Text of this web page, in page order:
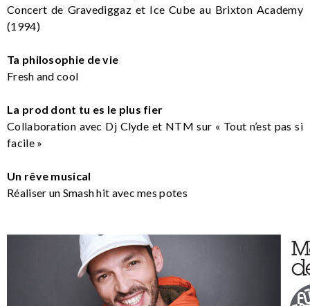
Concert de Gravediggaz et Ice Cube au Brixton Academy
(1994)
Ta philosophie de vie
Fresh and cool
La prod dont tu es le plus fier
Collaboration avec Dj Clyde et NTM sur « Tout n’est pas si
facile »
Un rêve musical
Réaliser un Smash hit avec mes potes